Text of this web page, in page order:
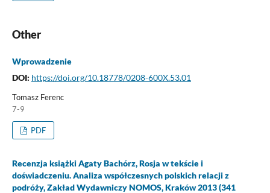
Other
Wprowadzenie
DOI: https://doi.org/10.18778/0208-600X.53.01
Tomasz Ferenc
7-9
PDF
Recenzja książki Agaty Bachórz, Rosja w tekście i
doświadczeniu. Analiza współczesnych polskich relacji z
podróży, Zakład Wydawniczy NOMOS, Kraków 2013 (341